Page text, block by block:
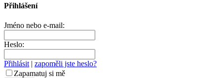
Přihlášení
Jméno nebo e-mail:
Heslo:
Přihlásit | zapoměli jste heslo?
Zapamatuj si mě